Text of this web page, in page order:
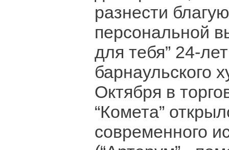
разнести
персональной
для тебя” 24-
барнаульского
Октября в
“Комета”
современного